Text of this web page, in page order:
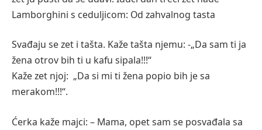
Lamborghini s ceduljicom: Od zahvalnog tasta
Svađaju se zet i tašta. Kaže tašta njemu: -„Da sam ti ja
žena otrov bih ti u kafu sipala!!!“
Kaže zet njoj: „Da si mi ti žena popio bih je sa
merakom!!!“.
Ćerka kaže majci: – Mama, opet sam se posvađala sa